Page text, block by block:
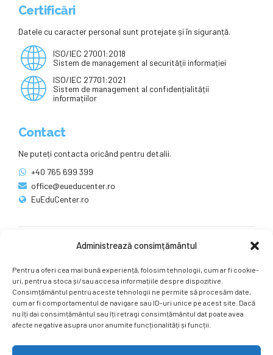
Administrează consimțământul
Pentru a oferi cea mai bună experiență, folosim tehnologii, cum ar fi cookie-
uri, pentru a stoca și/sau accesa informațiile despre dispozitive.
Consimțământul pentru aceste tehnologii ne permite să procesăm date,
cum ar fi comportamentul de navigare sau ID-uri unice pe acest site. Dacă
nu îți dai consimțământul sau îți retragi consimțământul dat poate avea
afecte negative asupra unor anumite funcționalități și funcții.
Certificări
Datele cu caracter personal sunt protejate și în siguranță.
ISO/IEC 27001:2018
Sistem de management al securității informației
ISO/IEC 27701:2021
Sistem de management al confidențialității
informațiilor
Contact
Ne puteți contacta oricând pentru detalii.
+40 765 699 399
office@eueducenter.ro
EuEduCenter.ro
Ne puteți găsi și pe rețelele sociale.